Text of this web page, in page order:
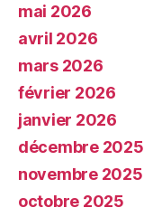
mai 2026
avril 2026
mars 2026
février 2026
janvier 2026
décembre 2025
novembre 2025
octobre 2025